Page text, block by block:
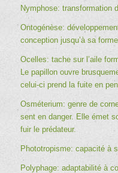
Nymphose: transformation
Ontogénèse:
conception jusqu’à sa
Ocelles: tache sur l’aile
Le papillon ouvre
celui-ci prend la fuite en
Osméterium: genre de
sent en danger. Elle émet
fuir le prédateur.
Phototropisme: capacité à
Polyphage: adaptabilité à